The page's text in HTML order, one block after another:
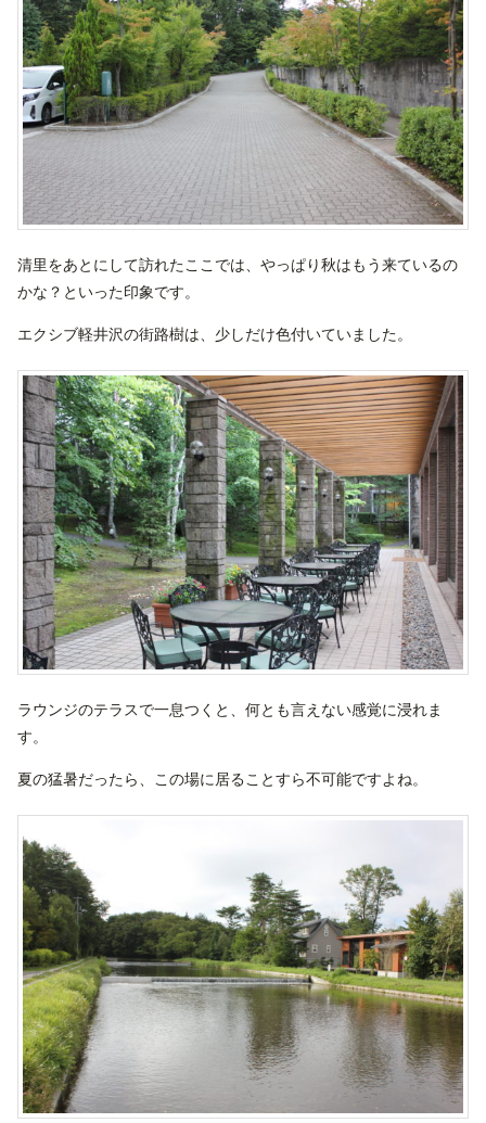
清里をあとにして訪れたここでは、やっぱり秋はもう来ているの
かな？といった印象です。
エクシブ軽井沢の街路樹は、少しだけ色付いていました。
ラウンジのテラスで一息つくと、何とも言えない感覚に浸れま
す。
夏の猛暑だったら、この場に居ることすら不可能ですよね。